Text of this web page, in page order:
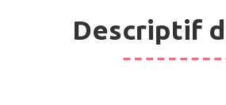
Descriptif